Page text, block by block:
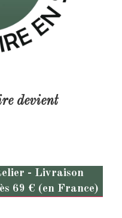
devient
- Livraison
69 € (en France)